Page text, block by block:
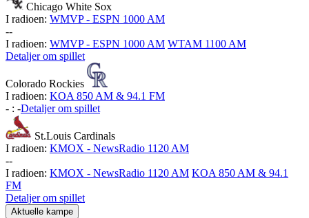
Chicago White Sox
I radioen: WMVP - ESPN 1000 AM
--
I radioen: WMVP - ESPN 1000 AM WTAM 1100 AM
Detaljer om spillet
Colorado Rockies
I radioen: KOA 850 AM & 94.1 FM
- : -Detaljer om spillet
St.Louis Cardinals
I radioen: KMOX - NewsRadio 1120 AM
--
I radioen: KMOX - NewsRadio 1120 AM KOA 850 AM & 94.1
FM
Detaljer om spillet
Aktuelle kampe